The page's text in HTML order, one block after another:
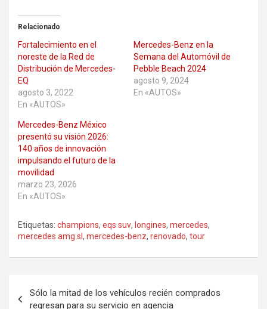
Relacionado
Fortalecimiento en el
noreste de la Red de
Distribución de Mercedes-
EQ
agosto 3, 2022
En «AUTOS»
Mercedes-Benz en la
Semana del Automóvil de
Pebble Beach 2024
agosto 9, 2024
En «AUTOS»
Mercedes-Benz México
presentó su visión 2026:
140 años de innovación
impulsando el futuro de la
movilidad
marzo 23, 2026
En «AUTOS»
Etiquetas: champions, eqs suv, longines, mercedes,
mercedes amg sl , mercedes-benz, renovado, tour
de
Sólo la mitad de los vehículos recién comprados
regresan para su servicio en agencia